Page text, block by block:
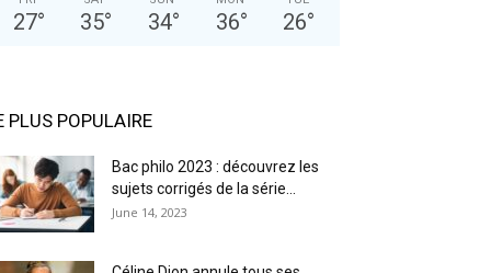
27° 35° 34° 36° 26°
PLUS POPULAIRE
Bac philo 2023 : découvrez les
sujets corrigés de la série...
June 14, 2023